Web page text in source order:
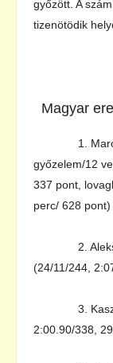
győzött. A
tizenötödik
Magyar
1. Marosi
győzelem/12
337 pont,
perc/ 628 pont)
2.
(24/11/244,
3. Kasza
2:00.90/338,